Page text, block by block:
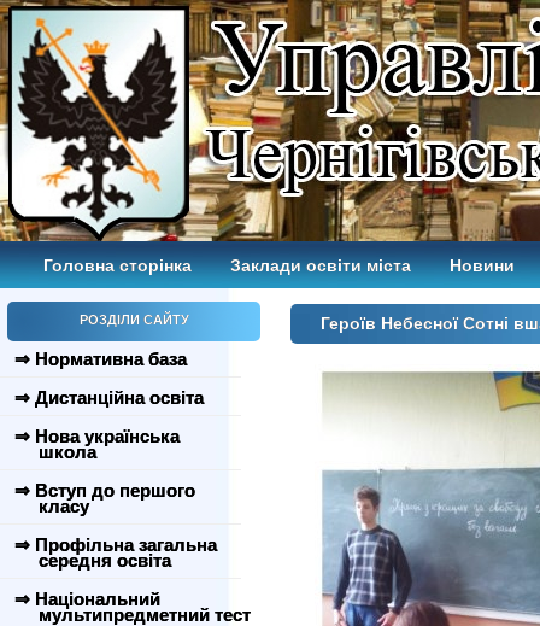
Головна сторінка Заклади освіти міста Новини
РОЗДІЛИ САЙТУ
⇒ Нормативна база
⇒ Дистанційна освіта
⇒ Нова українська
школа
⇒ Вступ до першого
класу
⇒ Профільна загальна
середня освіта
⇒ Національний
мультипредметний тест
Героїв Небесної Сотні